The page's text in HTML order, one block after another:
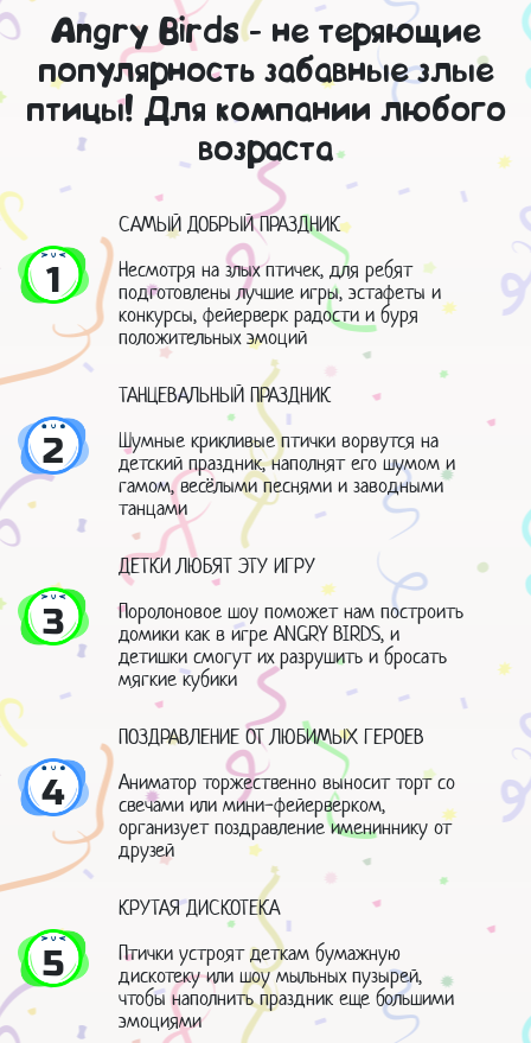
Angry Birds - не теряющие
популярность забавные злые
птицы! Для компании любого
возраста
1
САМЫЙ ДОБРЫЙ ПРАЗДНИК
Несмотря на злых птичек, для ребят
подготовлены лучшие игры, эстафеты и
конкурсы, фейерверк радости и буря
положительных эмоций
2
ТАНЦЕВАЛЬНЫЙ ПРАЗДНИК
Шумные крикливые птички ворвутся на
детский праздник, наполнят его шумом и
гамом, весёлыми песнями и заводными
танцами
3
ДЕТКИ ЛЮБЯТ ЭТУ ИГРУ
Поролоновое шоу поможет нам построить
домики как в игре ANGRY BIRDS, и
детишки смогут их разрушить и бросать
мягкие кубики
4
ПОЗДРАВЛЕНИЕ ОТ ЛЮБИМЫХ ГЕРОЕВ
Аниматор торжественно выносит торт со
свечами или мини-фейерверком,
организует поздравление имениннику от
друзей
5
КРУТАЯ ДИСКОТЕКА
Птички устроят деткам бумажную
дискотеку или шоу мыльных пузырей,
чтобы наполнить праздник еще большими
эмоциями